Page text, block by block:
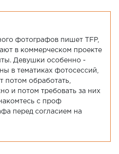
фотографов пишет TFP,
в коммерческом проекте
Девушки особенно -
в тематиках фотосессий,
потом обработать,
и потом требовать за них
с проф
перед согласием на